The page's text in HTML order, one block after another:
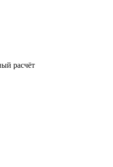
расчёт